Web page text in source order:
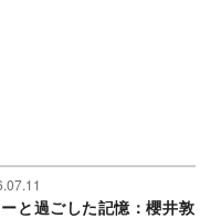
と過ごした記憶：櫻井敦